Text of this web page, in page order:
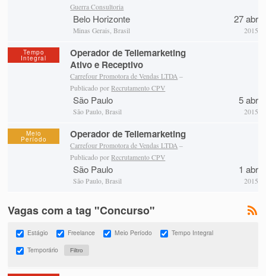
Guerra Consultoria
Belo Horizonte
Minas Gerais, Brasil
27 abr
2015
Tempo
Integral
Operador de Tellemarketing
Ativo e Receptivo
Carrefour Promotora de Vendas LTDA –
Publicado porRecrutamento CPV
São Paulo
São Paulo, Brasil
5 abr
2015
Meio
Período Operador de Tellemarketing
Carrefour Promotora de Vendas LTDA –
Publicado porRecrutamento CPV
São Paulo
São Paulo, Brasil
1 abr
2015
Vagas com a tag "Concurso"
Estágio Freelance Meio Período
Tempo Integral
Temporário